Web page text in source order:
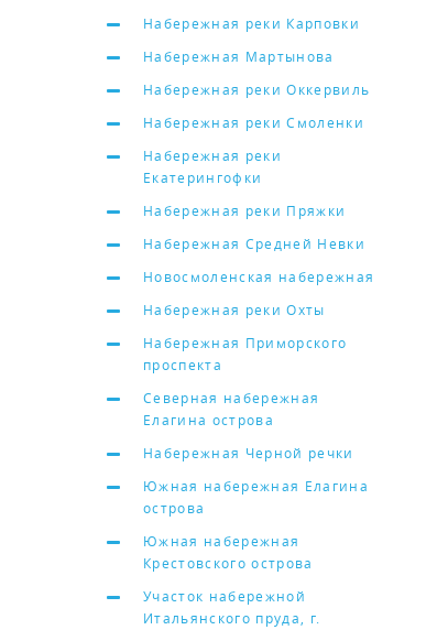
Набережная реки Карповки
Набережная Мартынова
Набережная реки Оккервиль
Набережная реки Смоленки
Набережная реки
Екатерингофки
Набережная реки Пряжки
Набережная Средней Невки
Новосмоленская набережная
Набережная реки Охты
Набережная Приморского
проспекта
Северная набережная
Елагина острова
Набережная Черной речки
Южная набережная Елагина
острова
Южная набережная
Крестовского острова
Участок набережной
Итальянского пруда, г.